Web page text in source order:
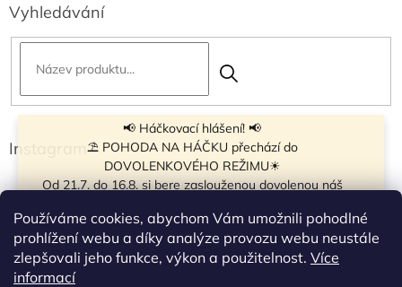
Používáme cookies, abychom Vám umožnili pohodlné
prohlížení webu a díky analýze provozu webu neustále
zlepšovali jeho funkce, výkon a použitelnost. Více
informací
📢 Háčkovací hlášení! 📢
⛱ POHODA NA HÁČKU přechází do
DOVOLENKOVÉHO REŽIMU☀
Od 21.7. do 16.8. si bere zaslouženou dovolenou náš
krátkou pauzu.
Objednávky přijímáme dál - klubíčka, která máme
vyrobená, odešleme bez zdržení. U ostatních se doba
Vyhledávání
Instagram
Sledovat na Instagramu